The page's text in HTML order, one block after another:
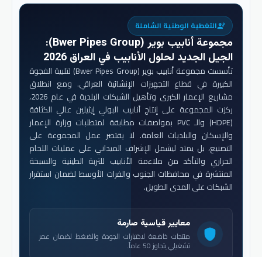
engineeringالتغطية الوطنية الشاملة
مجموعة أنابيب بوير (Bwer Pipes Group)
:
الجيل الجديد لحلول الأنابيب في العراق 2026
تأسست مجموعة أنابيب بوير (Bwer Pipes Group) لتلبية الفجوة
الكبيرة في قطاع التجهيزات الإنشائية العراقي. ومع انطلاق
مشاريع الإعمار الكبرى وتأهيل الشبكات البلدية في عام 2026،
ركزت المجموعة على إنتاج أنابيب البولي إيثيلين عالي الكثافة
(HDPE) والـ PVC بمواصفات مطابقة لمتطلبات وزارة الإعمار
والإسكان والبلديات العامة. لا يقتصر عمل المجموعة على
التصنيع، بل يمتد ليشمل الإشراف الميداني على عمليات اللحام
الحراري والتأكد من ملاءمة الأنابيب للتربة الطينية والسبخة
المنتشرة في محافظات الجنوب والفرات الأوسط لضمان استقرار
الشبكات على المدى الطويل.
shield
معايير قياسية صارمة
منتجات خاضعة لاختبارات الجودة والضغط لضمان عمر
تشغيلي يتجاوز 50 عاماً.